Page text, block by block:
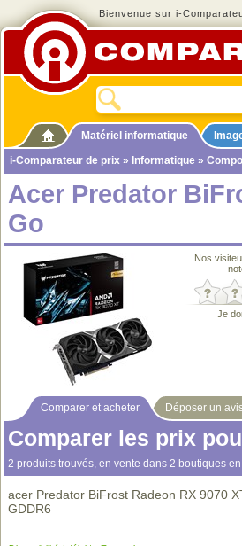
Bienvenue sur i-
Matériel informatique
i-Comparateur de prix » Informatique »
Acer Predator
Go
Nos
Je
Comparer et acheter Déposer un
Comparer les prix
2 produits trouvés, en vente dans 2 boutiques
acer Predator BiFrost Radeon RX 9070
GDDR6